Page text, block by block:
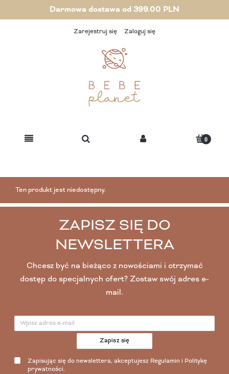
Darmowa dostawa od 399.00 PLN
Zarejestruj się Zaloguj się
Ten produkt jest niedostępny.
ZAPISZ SIĘ DO
NEWSLETTERA
Chcesz być na bieżąco z nowościami i otrzymać
dostęp do specjalnych ofert? Zostaw swój adres e-
mail.
Zapisz się
Zapisując się do newslettera, akceptujesz Regulamin i Politykę
prywatności.